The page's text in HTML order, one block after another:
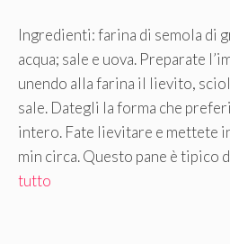
Ingredienti: farina di semola di
acqua; sale e uova. Preparate
unendo alla farina il lievito,
sale. Dategli la forma che
intero. Fate lievitare e mettete
min circa. Questo pane è tipico
tutto